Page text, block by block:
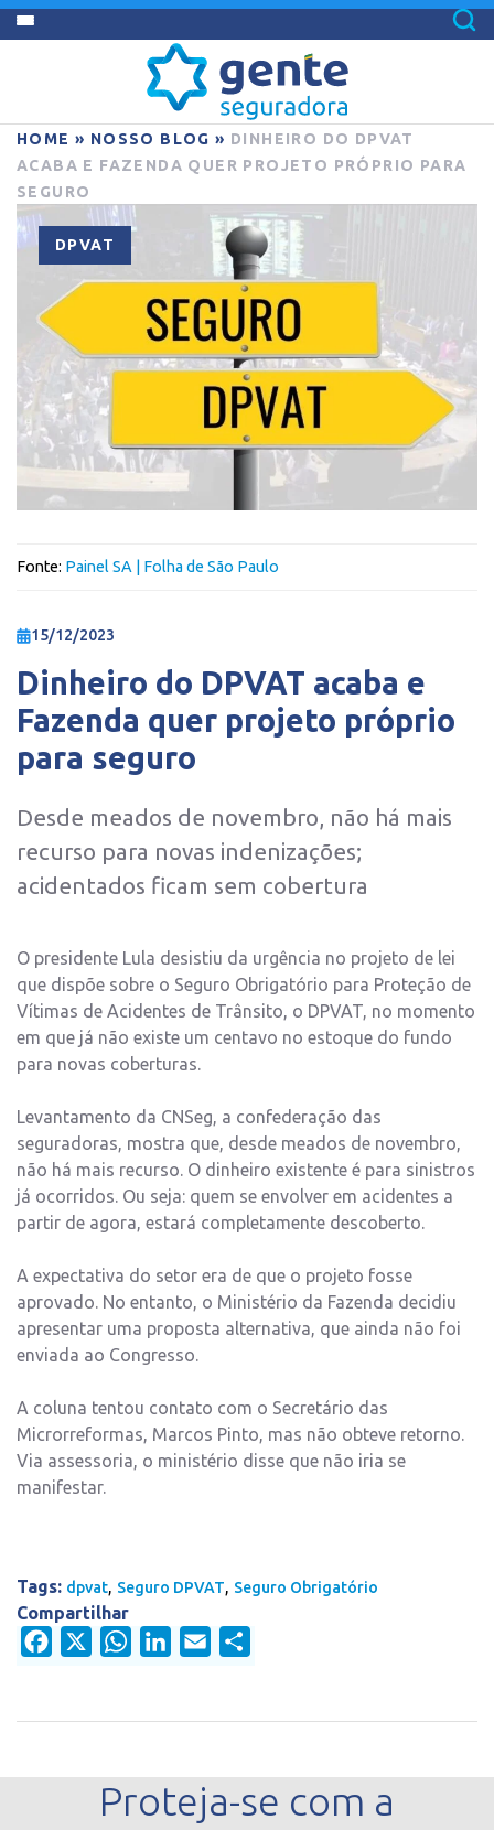
HOME » NOSSO BLOG » DINHEIRO DO DPVAT
ACABA E FAZENDA QUER PROJETO PRÓPRIO PARA
SEGURO
DPVAT
Fonte: Painel SA | Folha de São Paulo
15/12/2023
Dinheiro do DPVAT acaba e
Fazenda quer projeto próprio
para seguro
Desde meados de novembro, não há mais
recurso para novas indenizações;
acidentados ficam sem cobertura
O presidente Lula desistiu da urgência no projeto de lei
que dispõe sobre o Seguro Obrigatório para Proteção de
Vítimas de Acidentes de Trânsito, o DPVAT, no momento
em que já não existe um centavo no estoque do fundo
para novas coberturas.
Levantamento da CNSeg, a confederação das
seguradoras, mostra que, desde meados de novembro,
não há mais recurso. O dinheiro existente é para sinistros
já ocorridos. Ou seja: quem se envolver em acidentes a
partir de agora, estará completamente descoberto.
A expectativa do setor era de que o projeto fosse
aprovado. No entanto, o Ministério da Fazenda decidiu
apresentar uma proposta alternativa, que ainda não foi
enviada ao Congresso.
A coluna tentou contato com o Secretário das
Microrreformas, Marcos Pinto, mas não obteve retorno.
Via assessoria, o ministério disse que não iria se
manifestar.
Tags: dpvat, Seguro DPVAT, Seguro Obrigatório
Compartilhar
Facebook
WhatsAppLinkedIn
Email
Proteja-se com a